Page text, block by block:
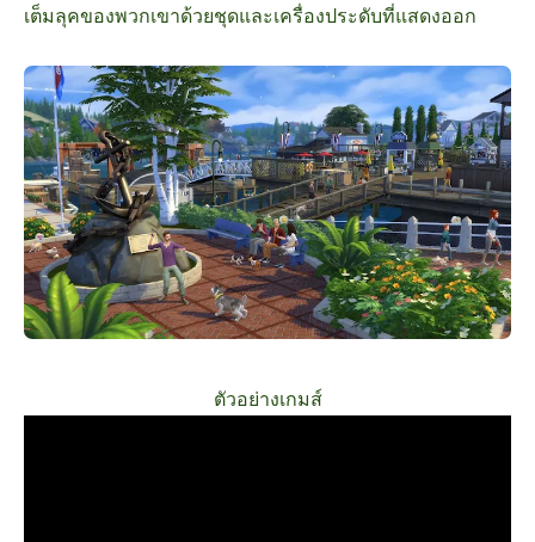
เต็มลุคของพวกเขาด้วยชุดและเครื่องประดับที่แสดงออก
ตัวอย่างเกมส์